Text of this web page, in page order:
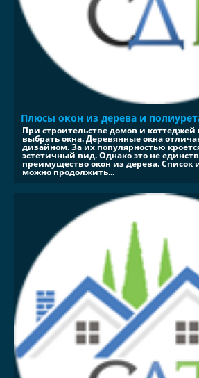
Плюсы окон из дерева и
При строительстве домов и
выбрать окна. Деревянные окна
дизайном. За их популярностью
эстетичный вид. Однако это не
преимущество окон из дерева. Список
можно продолжить...